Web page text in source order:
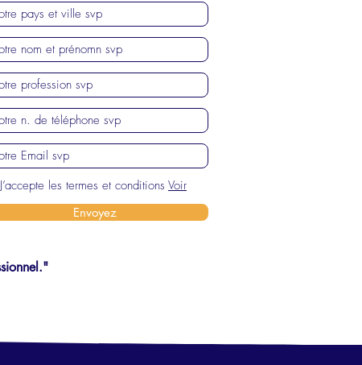
J’accepte les termes et conditions Voir
Envoyez